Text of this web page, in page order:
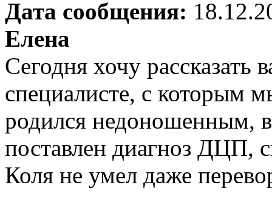
Дата сообщения:
Елена
Сегодня хочу рассказать
специалисте, с которым
родился недоношенным,
поставлен диагноз ДЦП,
Коля не умел даже